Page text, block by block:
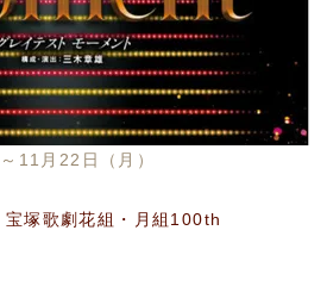
11月22日（月）
塚歌劇花組・月組100th